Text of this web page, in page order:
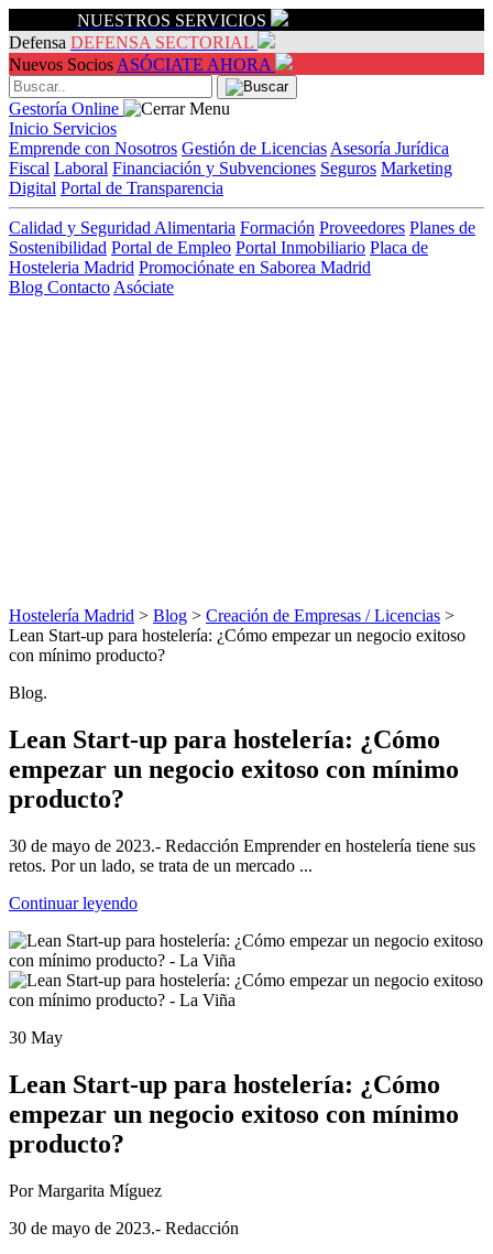
NUESTROS SERVICIOS
Defensa DEFENSA SECTORIAL
Nuevos Socios ASÓCIATE AHORA
Gestoría Online
Inicio Servicios
Emprende con Nosotros Gestión de Licencias Asesoría Jurídica
Fiscal Laboral Financiación y Subvenciones Seguros Marketing
Digital Portal de Transparencia
Calidad y Seguridad Alimentaria Formación Proveedores Planes de
Sostenibilidad Portal de Empleo Portal Inmobiliario Placa de
Hosteleria Madrid Promociónate en Saborea Madrid
Blog Contacto Asóciate
Hostelería Madrid > Blog > Creación de Empresas / Licencias >
Lean Start-up para hostelería: ¿Cómo empezar un negocio exitoso
con mínimo producto?
Blog.
Lean Start-up para hostelería: ¿Cómo
empezar un negocio exitoso con mínimo
producto?
30 de mayo de 2023.- Redacción Emprender en hostelería tiene sus
retos. Por un lado, se trata de un mercado ...
Continuar leyendo
30 May
Lean Start-up para hostelería: ¿Cómo
empezar un negocio exitoso con mínimo
producto?
Por Margarita Míguez
30 de mayo de 2023.- Redacción